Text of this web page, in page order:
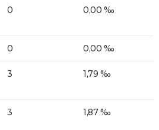
0 0,00 ‰
0 0,00 ‰
3 1,79 ‰
3 1,87 ‰